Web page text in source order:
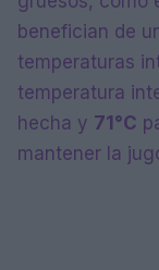
benefician de
temperaturas
temperatura
hecha y 71°C
mantener la